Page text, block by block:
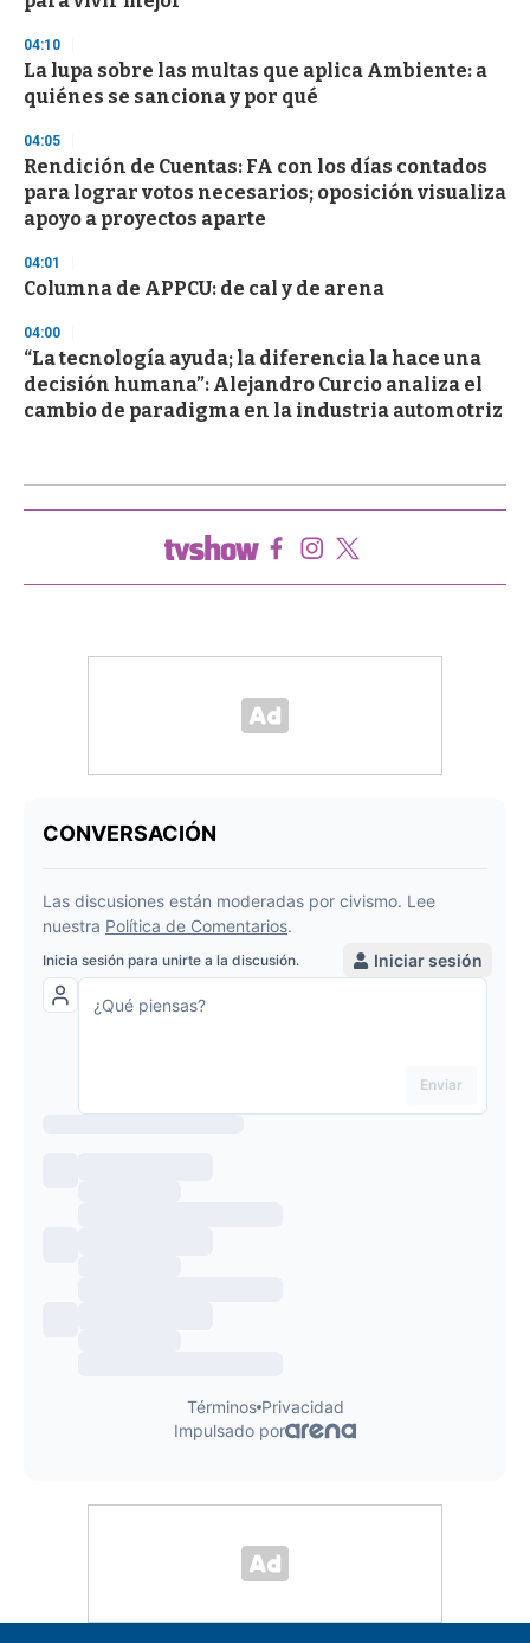
04:10
La lupa sobre las multas que aplica Ambiente: a
quiénes se sanciona y por qué
04:05
Rendición de Cuentas: FA con los días contados
para lograr votos necesarios; oposición visualiza
apoyo a proyectos aparte
04:01
Columna de APPCU: de cal y de arena
04:00
“La tecnología ayuda; la diferencia la hace una
decisión humana”: Alejandro Curcio analiza el
cambio de paradigma en la industria automotriz